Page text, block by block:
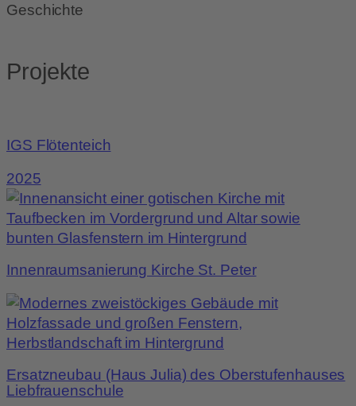
Geschichte
Projekte
IGS Flötenteich
2025
Innenraumsanierung Kirche St. Peter
Ersatzneubau (Haus Julia) des Oberstufenhauses
Liebfrauenschule